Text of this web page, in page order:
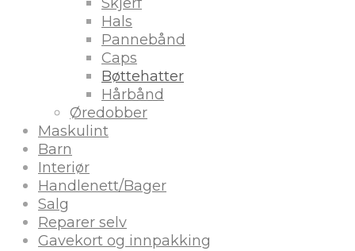
Hals
Pannebånd
Caps
Bøttehatter
Hårbånd
Øredobber
Maskulint
Barn
Interiør
Handlenett/Bager
Salg
Reparer selv
Gavekort og innpakking